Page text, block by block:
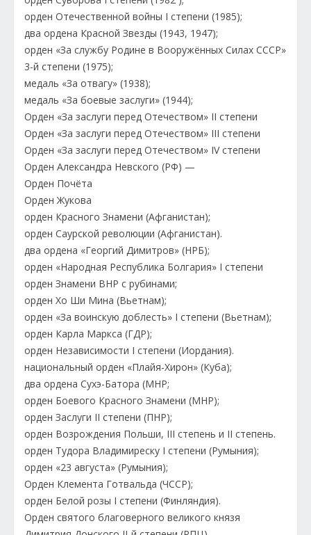
орден Отечественной войны I степени (1985);
два ордена Красной Звезды (1943, 1947);
орден «За службу Родине в Вооружённых Силах СССР»
3-й степени (1975);
медаль «За отвагу» (1938);
медаль «За боевые заслуги» (1944);
Орден «За заслуги перед Отечеством» II степени
Орден «За заслуги перед Отечеством» III степени
Орден «За заслуги перед Отечеством» IV степени
Орден Александра Невского (РФ) —
Орден Почёта
Орден Жукова
орден Красного Знамени (Афганистан);
орден Саурской революции (Афганистан).
два ордена «Георгий Димитров» (НРБ);
орден «Народная Республика Болгария» I степени
орден Знамени ВНР с рубинами;
орден Хо Ши Мина (Вьетнам);
орден «За воинскую доблесть» I степени (Вьетнам);
орден Карла Маркса (ГДР);
орден Независимости I степени (Иордания).
национальный орден «Плайя-Хирон» (Куба);
два ордена Сухэ-Батора (МНР;
орден Боевого Красного Знамени (МНР);
орден Заслуги II степени (ПНР);
орден Возрождения Польши, III степень и II степень.
орден Тудора Владимиреску I степени (Румыния);
орден «23 августа» (Румыния);
Орден Клемента Готвальда (ЧССР);
орден Белой розы I степени (Финляндия).
Орден святого благоверного великого князя